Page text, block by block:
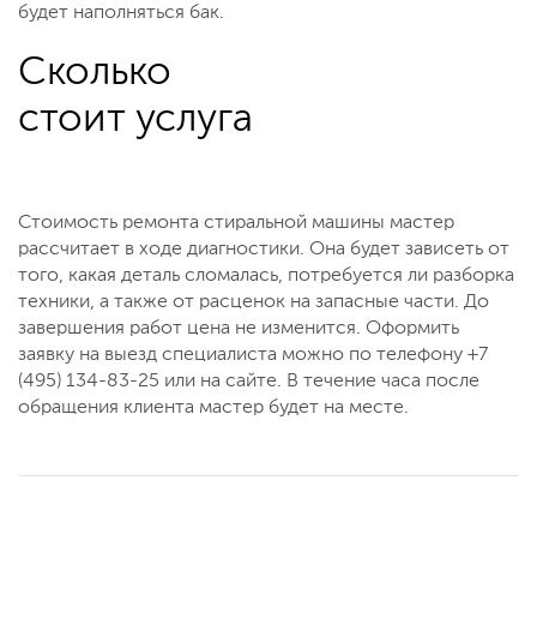
будет наполняться бак.
Сколько
стоит услуга
Стоимость ремонта стиральной машины мастер
рассчитает в ходе диагностики. Она будет зависеть от
того, какая деталь сломалась, потребуется ли разборка
техники, а также от расценок на запасные части. До
завершения работ цена не изменится. Оформить
заявку на выезд специалиста можно по телефону +7
(495) 134-83-25 или на сайте. В течение часа после
обращения клиента мастер будет на месте.